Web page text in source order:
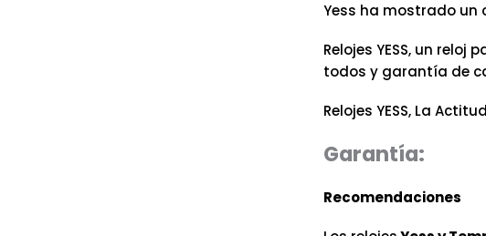
Yess ha mostrado un
Relojes YESS, un
todos y garantía de
Relojes YESS, La
Garantía:
Recomendaciones